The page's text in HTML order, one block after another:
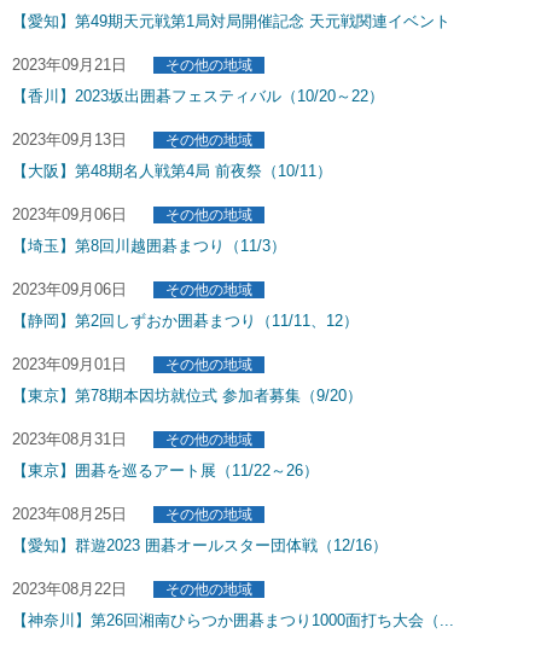
【愛知】第49期天元戦第1局対局開催記念 天元戦関連イベント
2023年09月21日 その他の地域
【香川】2023坂出囲碁フェスティバル（10/20～22）
2023年09月13日 その他の地域
【大阪】第48期名人戦第4局 前夜祭（10/11）
2023年09月06日 その他の地域
【埼玉】第8回川越囲碁まつり（11/3）
2023年09月06日 その他の地域
【静岡】第2回しずおか囲碁まつり（11/11、12）
2023年09月01日 その他の地域
【東京】第78期本因坊就位式 参加者募集（9/20）
2023年08月31日 その他の地域
【東京】囲碁を巡るアート展（11/22～26）
2023年08月25日 その他の地域
【愛知】群遊2023 囲碁オールスター団体戦（12/16）
2023年08月22日 その他の地域
【神奈川】第26回湘南ひらつか囲碁まつり1000面打ち大会（...